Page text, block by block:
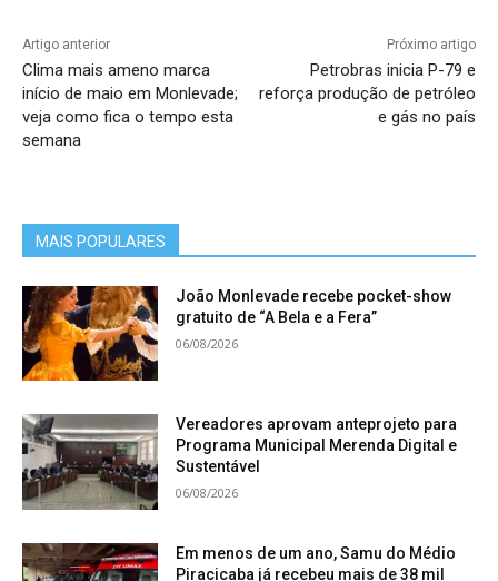
A obra a céu aberto
do artista
norte-americano Doug Aitken, capta rumores da
terra por microfones ultrassensíveis que se
estendem pelo interior de um poço tubular de 202
Origem
A diretora-presidente ressalta que o coração do
Inhotim é o espaço Tamboril, que era uma das
ocupado pelo instituto.
No local, há uma majestosa árvore tamboril, que
natureza do jardim botânico do instituto.
Artigo anterior
Clima mais ameno marca
início de maio em Monlevade;
veja como fica o tempo esta
semana
Próximo artigo
Petrobras inicia P-79 e
reforça produção de petróleo
e gás no país
MAIS POPULARES
João Monlevade recebe pocket-show
gratuito de “A Bela e a Fera”
06/08/2026
Vereadores aprovam anteprojeto para
Programa Municipal Merenda Digital e
Sustentável
06/08/2026
Em menos de um ano, Samu do Médio
Piracicaba já recebeu mais de 38 mil